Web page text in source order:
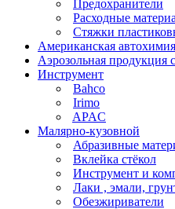
Предохранители
Расходные
Стяжки
Американская
Аэрозольная продукция
Инструмент
Bahco
Irimo
APAC
Малярно-кузовной
Абразивные
Вклейка стёкол
Инструмент и
Лаки , эмали,
Обезжириватели